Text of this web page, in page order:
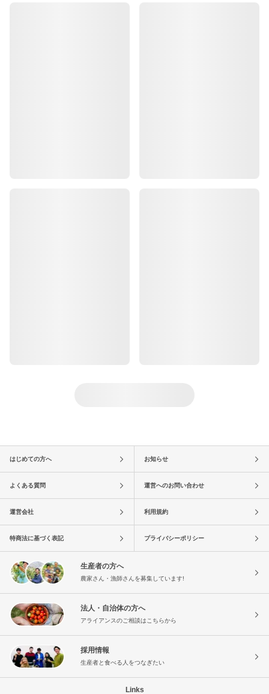
はじめての方へ お知らせ
よくある質問 運営へのお問い合わせ
運営会社 利用規約
特商法に基づく表記 プライバシーポリシー
生産者の方へ
農家さん・漁師さんを募集しています!
法人・自治体の方へ
アライアンスのご相談はこちらから
採用情報
生産者と食べる人をつなぎたい
Links